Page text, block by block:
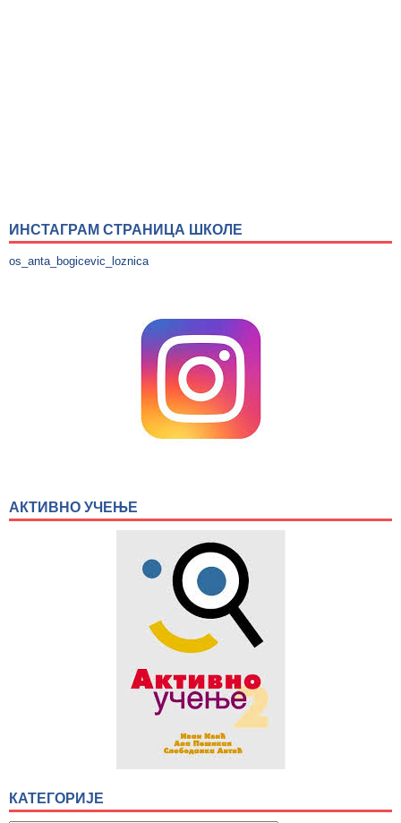
ИНСТАГРАМ СТРАНИЦА ШКОЛЕ
os_anta_bogicevic_loznica
АКТИВНО УЧЕЊЕ
КАТЕГОРИЈЕ